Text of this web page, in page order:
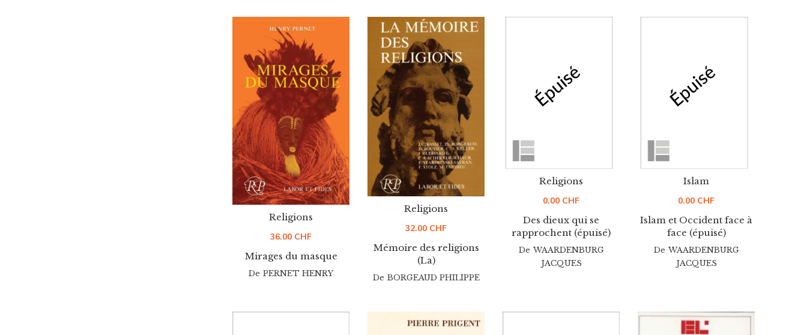
Mirages du masque
Religions
36.00 CHF
De PERNET HENRY
Mémoire des religions
(La)
Religions
32.00 CHF
De BORGEAUD PHILIPPE
Des dieux qui se
rapprochent (épuisé)
Religions
0.00 CHF
De WAARDENBURG
JACQUES
Islam et Occident face à
face (épuisé)
Islam
0.00 CHF
De WAARDENBURG
JACQUES